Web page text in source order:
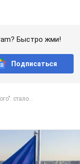
Быстро жми!
Подписаться
стало...